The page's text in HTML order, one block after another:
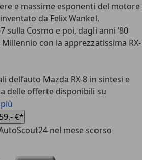
e massime esponenti del motore
da Felix Wankel,
sulla Cosmo e poi, dagli anni ’80
con la apprezzatissima RX-
dell’auto Mazda RX-8 in sintesi e
delle offerte disponibili su
€*
nel mese scorso